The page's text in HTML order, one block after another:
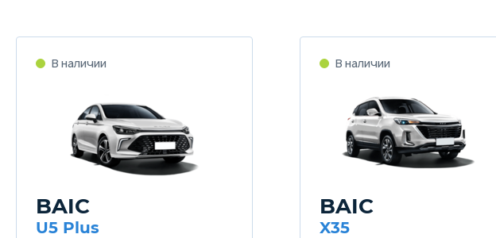
В наличии
BAIC
U5 Plus
В наличии
BAIC
X35